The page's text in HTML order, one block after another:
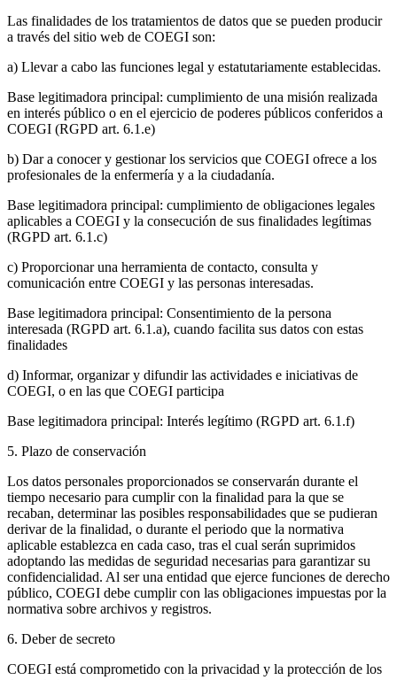
Las finalidades de los tratamientos de datos que se pueden producir
a través del sitio web de COEGI son:
a) Llevar a cabo las funciones legal y estatutariamente establecidas.
Base legitimadora principal: cumplimiento de una misión realizada
en interés público o en el ejercicio de poderes públicos conferidos a
COEGI (RGPD art. 6.1.e)
b) Dar a conocer y gestionar los servicios que COEGI ofrece a los
profesionales de la enfermería y a la ciudadanía.
Base legitimadora principal: cumplimiento de obligaciones legales
aplicables a COEGI y la consecución de sus finalidades legítimas
(RGPD art. 6.1.c)
c) Proporcionar una herramienta de contacto, consulta y
comunicación entre COEGI y las personas interesadas.
Base legitimadora principal: Consentimiento de la persona
interesada (RGPD art. 6.1.a), cuando facilita sus datos con estas
finalidades
d) Informar, organizar y difundir las actividades e iniciativas de
COEGI, o en las que COEGI participa
Base legitimadora principal: Interés legítimo (RGPD art. 6.1.f)
5. Plazo de conservación
Los datos personales proporcionados se conservarán durante el
tiempo necesario para cumplir con la finalidad para la que se
recaban, determinar las posibles responsabilidades que se pudieran
derivar de la finalidad, o durante el periodo que la normativa
aplicable establezca en cada caso, tras el cual serán suprimidos
adoptando las medidas de seguridad necesarias para garantizar su
confidencialidad. Al ser una entidad que ejerce funciones de derecho
público, COEGI debe cumplir con las obligaciones impuestas por la
normativa sobre archivos y registros.
6. Deber de secreto
COEGI está comprometido con la privacidad y la protección de los